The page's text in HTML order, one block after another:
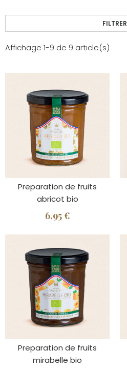
FILTRER
Affichage 1-9 de 9 article(s)
Preparation de fruits
abricot bio
6,95 €
Preparation de fruits
mirabelle bio